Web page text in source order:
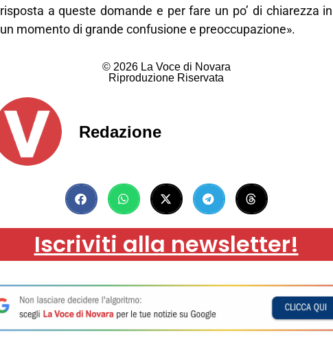
risposta a queste domande e per fare un po’ di chiarezza in
un momento di grande confusione e preoccupazione».
© 2026 La Voce di Novara
Riproduzione Riservata
Redazione
Iscriviti alla newsletter!